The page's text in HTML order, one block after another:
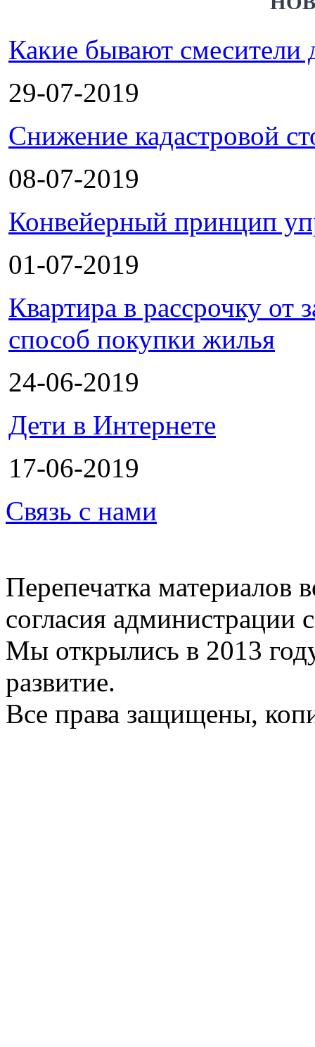
Какие бывают смесители
29-07-2019
Снижение кадастровой
08-07-2019
Конвейерный принцип
01-07-2019
Квартира в рассрочку
способ покупки жилья
24-06-2019
Дети в Интернете
17-06-2019
Связь с нами
Перепечатка материалов
согласия администрации
Мы открылись в 2013
развитие.
Все права защищены,